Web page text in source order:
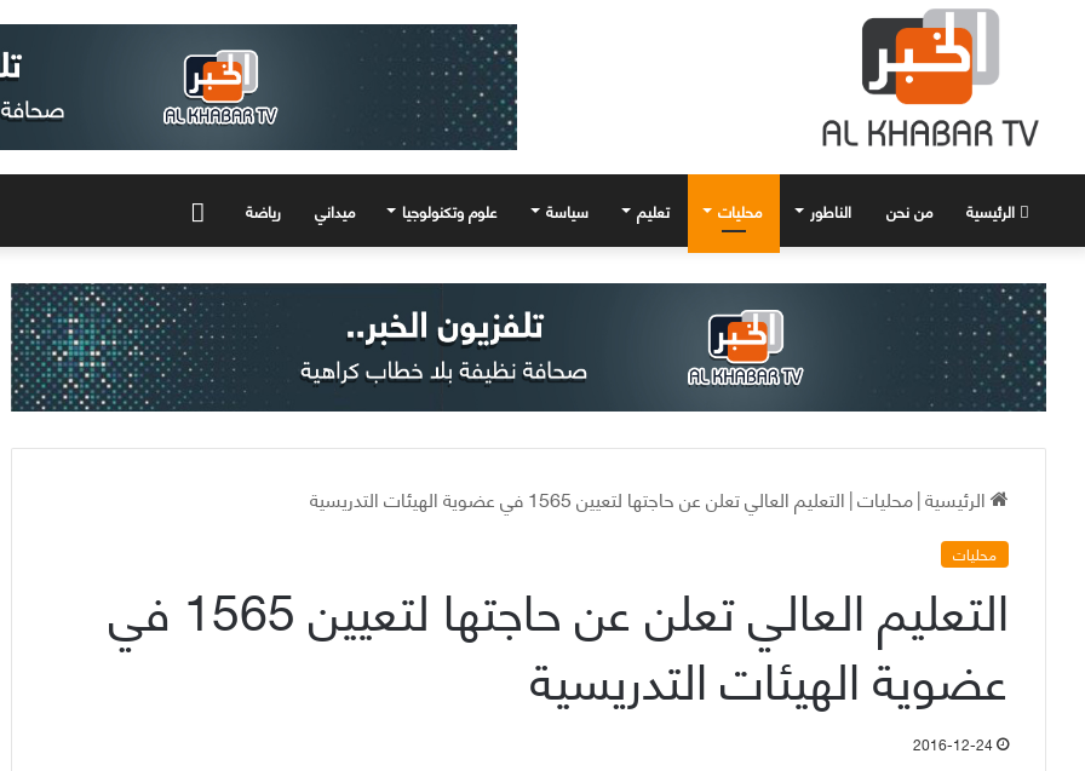
الرئيسية من نحن الناطور محليات تعليم سياسة علوم وتكنولوجيا ميداني رياضة
الرئيسية|محليات|التعليم العالي تعلن عن حاجتها لتعيين 1565 في عضوية الهيئات التدريسية
محليات
التعليم العالي تعلن عن حاجتها لتعيين 1565 في
عضوية الهيئات التدريسية
2016-12-24